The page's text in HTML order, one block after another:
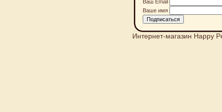
Ваш Email
Ваше имя
Интернет-магазин Happy